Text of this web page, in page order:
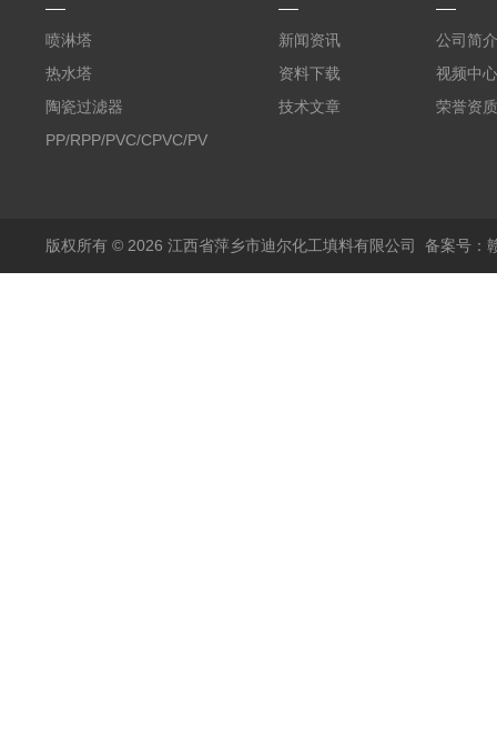
喷淋塔
热水塔
陶瓷过滤器
PP/RPP/PVC/CPVC/PVDF
新闻资讯
资料下载
技术文章
公司简介
视频中心
荣誉资质
版权所有 © 2026 江西省萍乡市迪尔化工填料有限公司 备案号：